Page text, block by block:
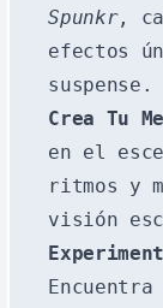
Spunkr,
efectos
suspense.
Crea Tu
en el
ritmos y
visión